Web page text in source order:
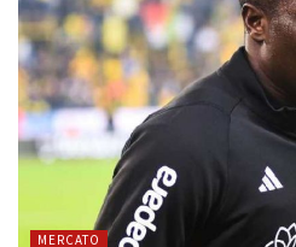
MERCATO